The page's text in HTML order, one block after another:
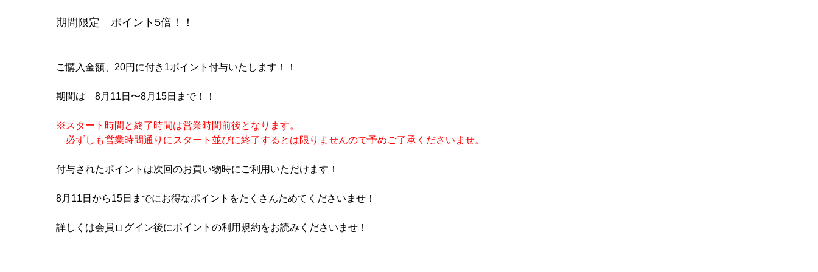
期間限定 ポイント5倍！！
ご購入金額、20円に付き1ポイント付与いたします！！
期間は 8月11日〜8月15日まで！！
※スタート時間と終了時間は営業時間前後となります。
必ずしも営業時間通りにスタート並びに終了するとは限りませんので予めご了承くださいませ。
付与されたポイントは次回のお買い物時にご利用いただけます！
8月11日から15日までにお得なポイントをたくさんためてくださいませ！
詳しくは会員ログイン後にポイントの利用規約をお読みくださいませ！